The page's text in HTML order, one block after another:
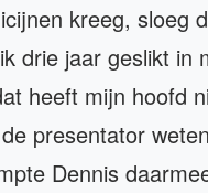
kreeg, sloeg
drie jaar geslikt in
heeft mijn hoofd
presentator
Dennis